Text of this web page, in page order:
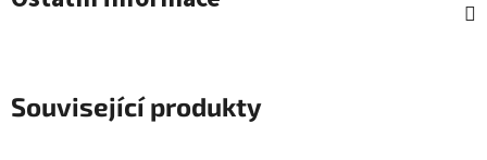
Související produkty